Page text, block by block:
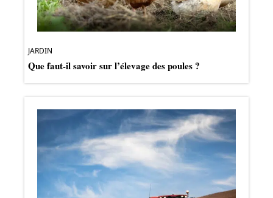
JARDIN
Que faut-il savoir sur l’élevage des poules ?